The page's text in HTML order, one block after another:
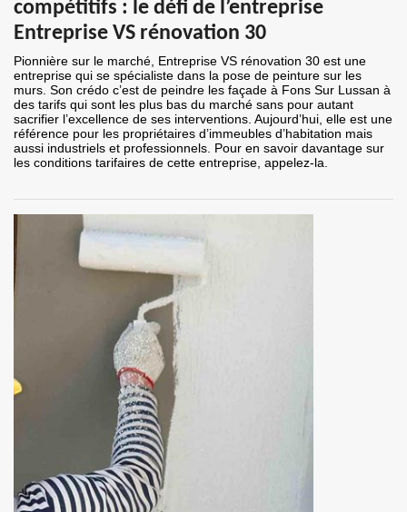
compétitifs : le défi de l’entreprise
Entreprise VS rénovation 30
Pionnière sur le marché, Entreprise VS rénovation 30 est une
entreprise qui se spécialiste dans la pose de peinture sur les
murs. Son crédo c’est de peindre les façade à Fons Sur Lussan à
des tarifs qui sont les plus bas du marché sans pour autant
sacrifier l’excellence de ses interventions. Aujourd’hui, elle est une
référence pour les propriétaires d’immeubles d’habitation mais
aussi industriels et professionnels. Pour en savoir davantage sur
les conditions tarifaires de cette entreprise, appelez-la.